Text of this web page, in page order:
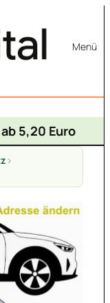
Menü
5,20 Euro
>